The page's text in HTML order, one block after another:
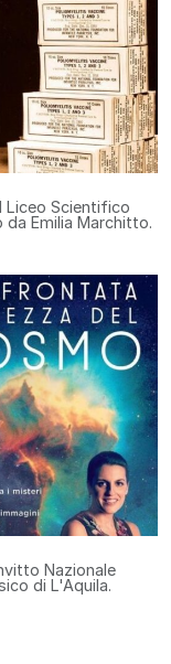
Liceo Scientifico
Emilia Marchitto.
Nazionale
di L'Aquila.